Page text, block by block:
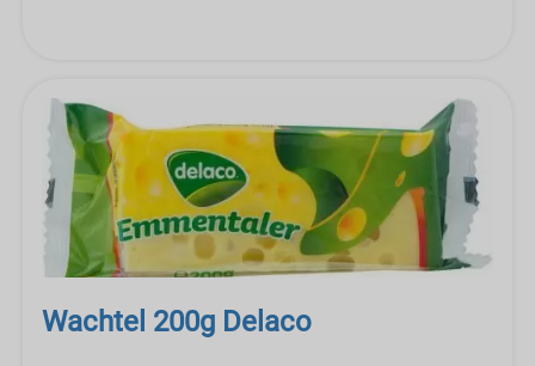
Wachtel 200g Delaco